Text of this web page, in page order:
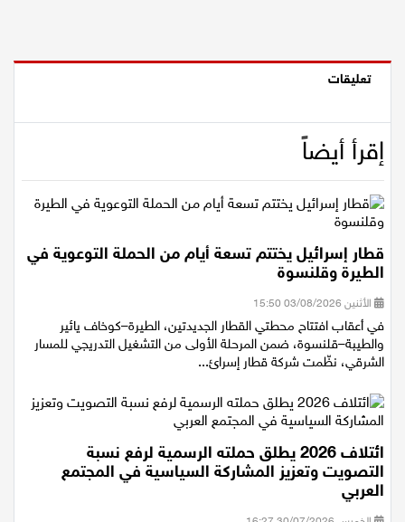
تكنولوجيا
ستوديو انتخابات 2022
إقرأ أيضاً
قطار إسرائيل يختتم تسعة أيام من الحملة التوعوية في
الطيرة وقلنسوة
الأثنين 03/08/2026 15:50
في أعقاب افتتاح محطتي القطار الجديدتين، الطيرة–كوخاف يائير
والطيبة–قلنسوة، ضمن المرحلة الأولى من التشغيل التدريجي للمسار
ائتلاف 2026 يطلق حملته الرسمية لرفع نسبة
التصويت وتعزيز المشاركة السياسية في المجتمع
العربي